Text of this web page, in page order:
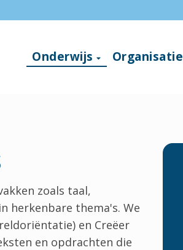
Onderwijs Organisatie
zoals taal,
herkenbare thema's. We
en Creëer
en opdrachten die